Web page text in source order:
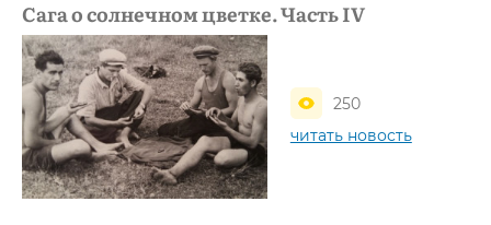
Сага о солнечном цветке. Часть IV
250
читать новость